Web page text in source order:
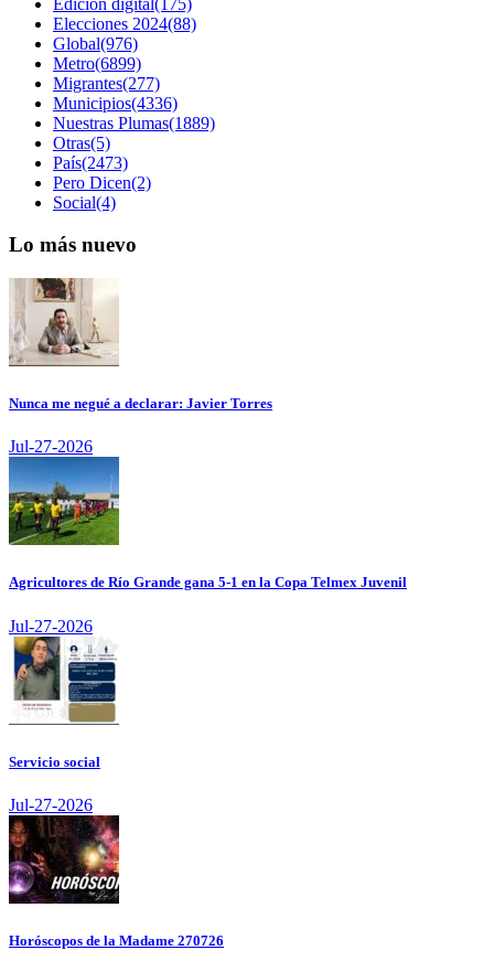
Elecciones 2024(88)
Global(976)
Metro(6899)
Migrantes(277)
Municipios(4336)
Nuestras Plumas(1889)
Otras(5)
País(2473)
Pero Dicen(2)
Social(4)
Lo más nuevo
Nunca me negué a declarar: Javier Torres
Jul-27-2026
Agricultores de Río Grande gana 5-1 en la Copa Telmex Juvenil
Jul-27-2026
Servicio social
Jul-27-2026
Horóscopos de la Madame 270726